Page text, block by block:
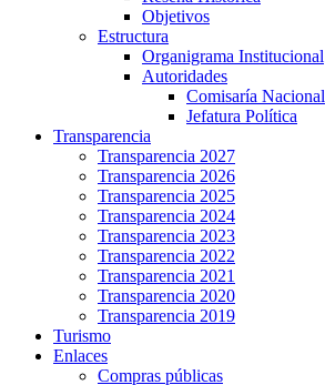
Objetivos
Estructura
Organigrama Institucional
Autoridades
Comisaría Nacional
Jefatura Política
Transparencia
Transparencia 2027
Transparencia 2026
Transparencia 2025
Transparencia 2024
Transparencia 2023
Transparencia 2022
Transparencia 2021
Transparencia 2020
Transparencia 2019
Turismo
Enlaces
Compras públicas